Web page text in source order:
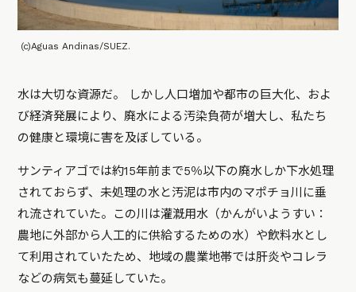
(c)Aguas Andinas/SUEZ.
水は大切な資源だ。 しかし人口増加や都市の巨大化、およ
び経済発展により、廃水による汚染負荷が増大し、私たち
の健康と環境に害を及ぼしている。
サンティアゴでは約15年前まで5％以下の廃水しか下水処理
されておらず、未処理の水と汚泥は市内のマポチョ川に垂
れ流されていた。この川は灌漑用水（かんがいようすい：
農地に外部から人工的に供給するための水）や飲料水とし
て利用されていたため、地域の農業地帯では肝炎やコレラ
などの病気も蔓延していた。